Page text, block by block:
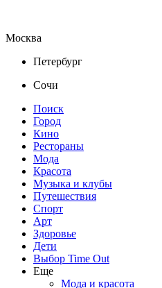
Москва
Петербург
Сочи
Поиск
Город
Кино
Рестораны
Мода
Красота
Музыка и клубы
Путешествия
Спорт
Арт
Здоровье
Дети
Выбор Time Out
Еще
Мода и красота